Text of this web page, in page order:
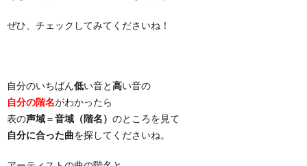
ぜひ、チェックしてみてくださいね！
自分のいちばん低い音と高い音の
自分の階名がわかったら
表の声域＝音域（階名） のところを見て
自分に合った曲を探してくださいね。